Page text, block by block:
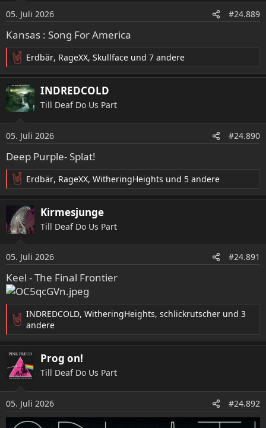
o
n
e
n
05. Juli 2026 #24.889
Kansas : Song For America
R
e
a
k
t
n
e
n
Erdbär, RageXX, Skullface und 7 andere
INDREDCOLD
Till Deaf Do Us Part
05. Juli 2026 #24.890
Deep Purple- Splat!
R
e
k
t
o
n
e
n
:
Erdbär, RageXX, WitheringHeights und 5 andere
Kirmesjunge
Till Deaf Do Us Part
05. Juli 2026 #24.891
Keel - The Final Frontier
R
a
k
t
i
o
n
e
INDREDCOLD, WitheringHeights, schlickrutscher und 3
andere
Prog on!
Till Deaf Do Us Part
05. Juli 2026 #24.892